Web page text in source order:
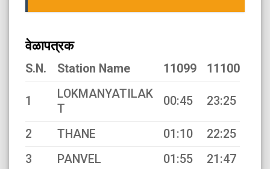
वेळापत्रक
S.N. Station Name 11099 11100
1
LOKMANYATILAK
T
00:45 23:25
2 THANE 01:10
22:25
3
PANVEL 01:55
21:47